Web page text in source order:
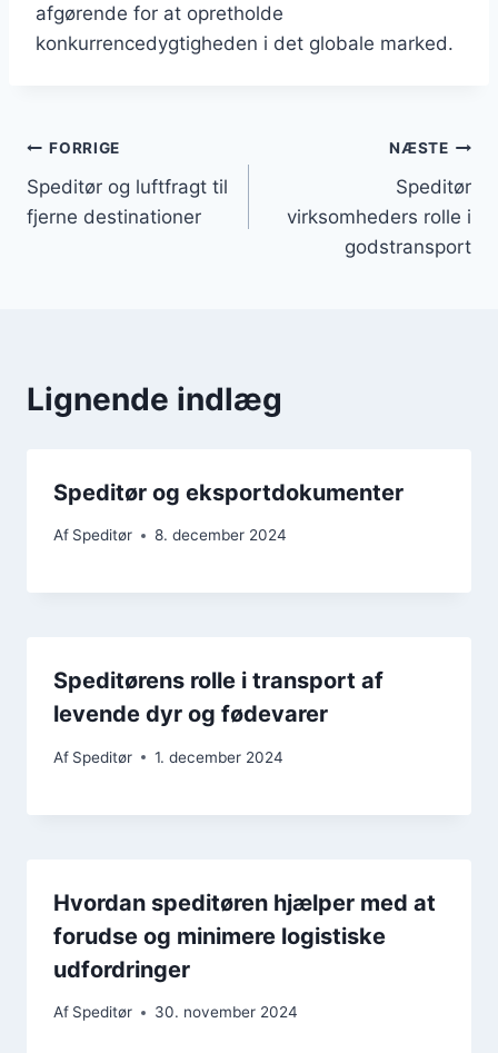
afgørende for at opretholde
konkurrencedygtigheden i det globale marked.
Indlægsnavigation
FORRIGE
Speditør og luftfragt til
fjerne destinationer
NÆSTE
Speditør
virksomheders rolle i
godstransport
Lignende indlæg
Speditør og eksportdokumenter
Af Speditør 8. december 2024
Speditørens rolle i transport af
levende dyr og fødevarer
Af Speditør 1. december 2024
Hvordan speditøren hjælper med at
forudse og minimere logistiske
udfordringer
Af Speditør 30. november 2024